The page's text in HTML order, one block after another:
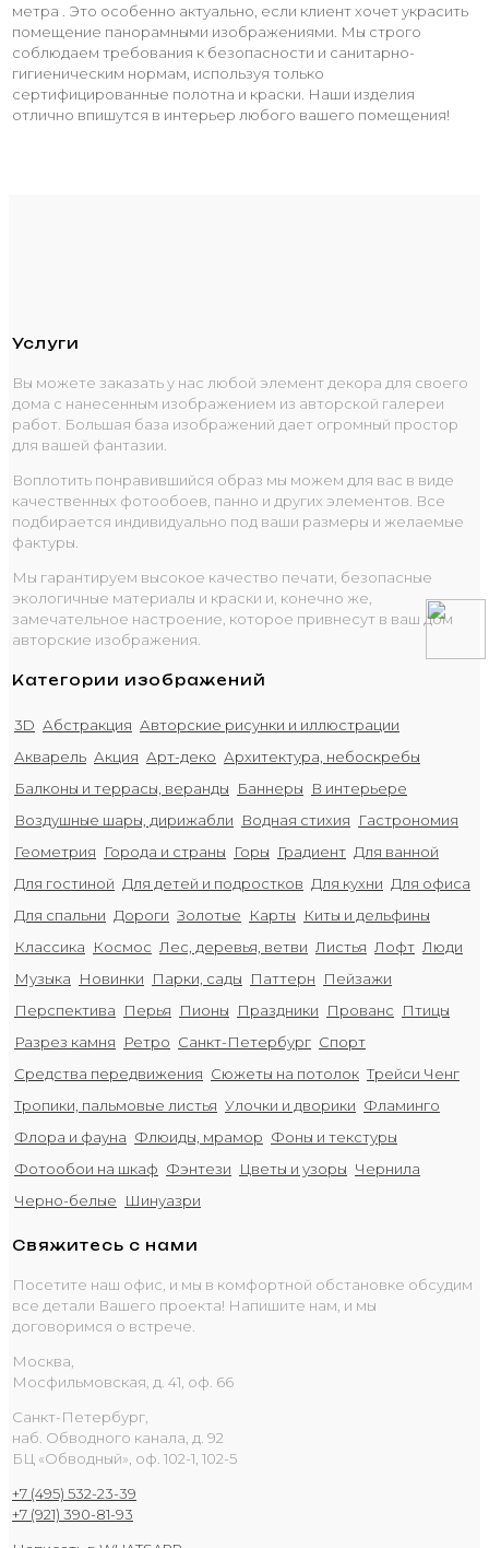
метра . Это особенно актуально, если клиент хочет украсить
помещение панорамными изображениями. Мы строго
соблюдаем требования к безопасности и санитарно-
гигиеническим нормам, используя только
сертифицированные полотна и краски. Наши изделия
отлично впишутся в интерьер любого вашего помещения!
Услуги
Вы можете заказать у нас любой элемент декора для своего
дома с нанесенным изображением из авторской галереи
работ. Большая база изображений дает огромный простор
для вашей фантазии.
Воплотить понравившийся образ мы можем для вас в виде
качественных фотообоев, панно и других элементов. Все
подбирается индивидуально под ваши размеры и желаемые
фактуры.
Мы гарантируем высокое качество печати, безопасные
экологичные материалы и краски и, конечно же,
замечательное настроение, которое привнесут в ваш дом
авторские изображения.
Категории изображений
3D Абстракция Авторские рисунки и иллюстрации
Акварель Акция Арт-деко Архитектура, небоскребы
Балконы и террасы, веранды
Баннеры
В интерьере
Воздушные шары, дирижабли
Водная стихия
Гастрономия
Геометрия
Города и страны Горы Градиент Для ванной
Для гостиной Для детей и подростков Для кухни Для офиса
Для спальни Дороги Золотые Карты
Киты и дельфины
Классика
Космос Лес, деревья, ветви Листья Лофт Люди
Музыка
Новинки Парки, сады Паттерн
Пейзажи
Перспектива
Перья Пионы Праздники Прованс
Птицы
Разрез камня
Ретро Санкт-Петербург Спорт
Средства передвижения Сюжеты на потолок Трейси Ченг
Тропики, пальмовые листья Улочки и дворики Фламинго
Флора и фауна Флюиды, мрамор Фоны и текстуры
Фотообои на шкаф Фэнтези Цветы и узоры Чернила
Черно-белые
Шинуазри
Свяжитесь с нами
Посетите наш офис, и мы в комфортной обстановке обсудим
все детали Вашего проекта! Напишите нам, и мы
договоримся о встрече.
Москва,
Мосфильмовская, д. 41, оф. 66
Санкт-Петербург,
наб. Обводного канала, д. 92
БЦ «Обводный», оф. 102-1, 102-5
+7 (495) 532-23-39
+7 (921) 390-81-93